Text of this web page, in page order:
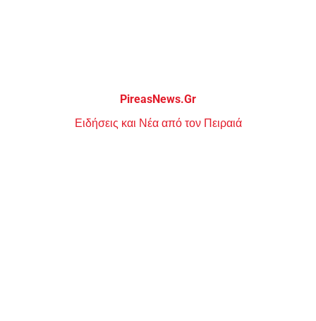
PireasNews.Gr
Ειδήσεις και Νέα από τον Πειραιά